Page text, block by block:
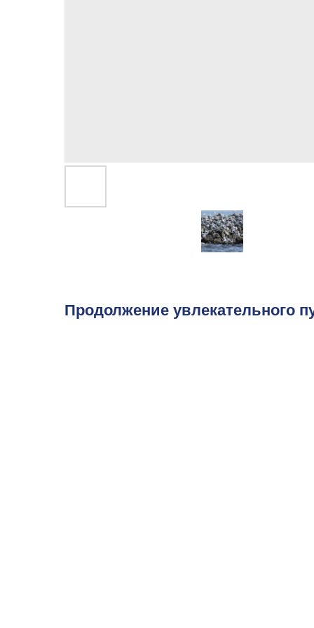
Продолжение увлекательного